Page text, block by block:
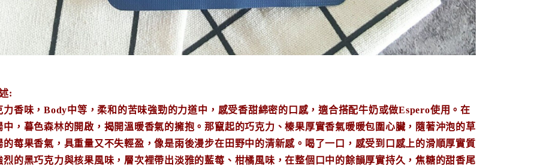
:
力香味，Body中等，柔和的苦味強勁的力道中，感受香甜綿密的口感，適合搭配牛奶或做Espero使用。在
中，暮色森林的開啟，揭開溫暖香氣的擁抱。那竄起的巧克力、榛果厚實香氣暖暖包圍心臟，隨著沖泡的草
的莓果香氣，具重量又不失輕盈，像是雨後漫步在田野中的清新感。喝了一口，感受到口感上的滑順厚實質
烈的黑巧克力與核果風味，層次裡帶出淡雅的藍莓、柑橘風味，在整個口中的餘韻厚實持久，焦糖的甜香尾